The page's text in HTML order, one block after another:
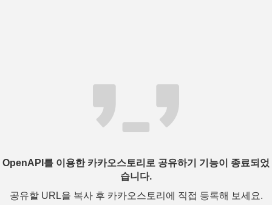
OpenAPI를 이용한 카카오스토리로 공유하기 기능이 종료되었
습니다.
공유할 URL을 복사 후 카카오스토리에 직접 등록해 보세요.